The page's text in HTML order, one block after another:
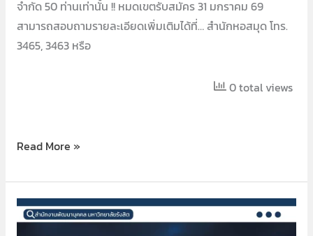
จำกัด 50 ท่านเท่านั้น !! หมดเขตรับสมัคร 31 มกราคม 69
สามารถสอบถามรายละเอียดเพิ่มเติมได้ที่… สำนักหอสมุด โทร.
3465, 3463 หรือ
0 total views
Read More »
ปฐมนิเทศ
บุคลากร